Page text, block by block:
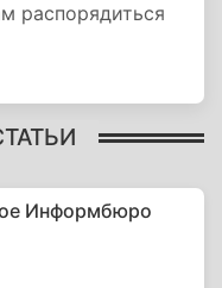
распорядиться
Информбюро